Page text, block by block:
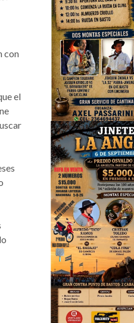
con
el